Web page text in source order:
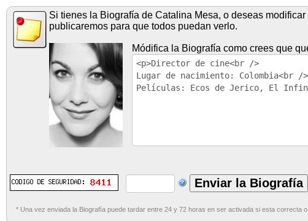
Si tienes la Biografía de Catalina Mesa, o deseas
publicaremos para que todos puedan verlo.
Módifica la Biografía como crees que
* Una vez enviada la Biografía puede tardar entre 24 y 72 horas en ser activada si esta correcta